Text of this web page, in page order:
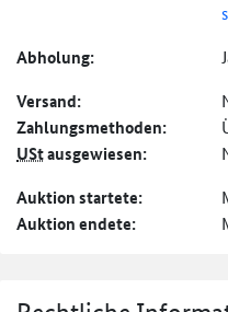
Abholung:
Versand:
Zahlungs­methoden:
UStausgewiesen:
Auktion startete:
Auktion endete: